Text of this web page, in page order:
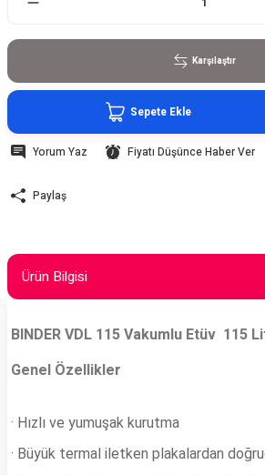
Karşılaştır
Sepete Ekle
Yorum Yaz Fiyatı Düşünce Haber Ver
Paylaş
Ürün Bilgisi
BINDER VDL 115 Vakumlu Etüv 115
Genel Özellikler
· Hızlı ve yumuşak kurutma
· Büyük termal iletken plakalardan